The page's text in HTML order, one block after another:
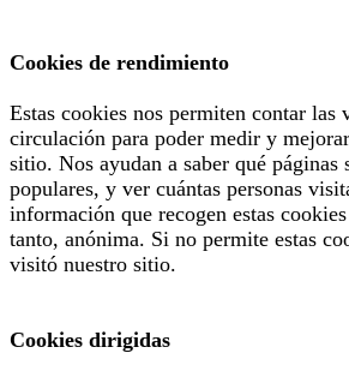
Cookies de rendimiento
Estas cookies nos permiten contar las
circulación para poder medir y
sitio. Nos ayudan a saber qué páginas
populares, y ver cuántas personas
información que recogen estas
tanto, anónima. Si no permite estas
visitó nuestro sitio.
Cookies dirigidas